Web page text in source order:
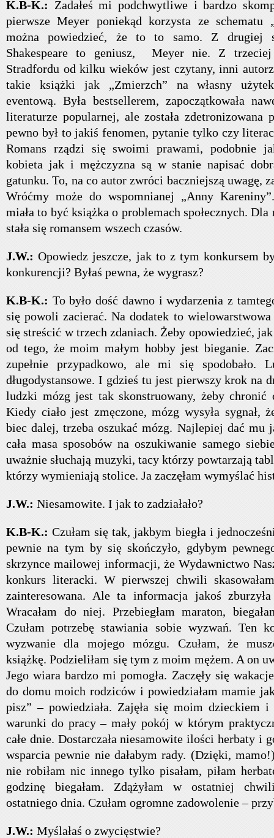
K.B-K.: Zadałeś mi podchwytliwe i bardzo
pierwsze Meyer poniekąd korzysta ze schematu
można powiedzieć, że to to samo. Z drugiej
Shakespeare to geniusz, Meyer nie. Z
Stradfordu od kilku wieków jest czytany, inni
takie książki jak „Zmierzch” na własny
eventową. Była bestsellerem, zapoczątkowała
literaturze popularnej, ale została zdetronizowana
pewno był to jakiś fenomen, pytanie tylko czy
Romans rządzi się swoimi prawami, podobnie
kobieta jak i mężczyzna są w stanie napisać
gatunku. To, na co autor zwróci baczniejszą uwagę,
Wróćmy może do wspomnianej „Anny
miała to być książka o problemach społecznych.
stała się romansem wszech czasów.
J.W.:Opowiedz jeszcze, jak to z tym konkursem
konkurencji? Byłaś pewna, że wygrasz?
K.B-K.: To było dość dawno i wydarzenia z
się powoli zacierać. Na dodatek to
się streścić w trzech zdaniach. Żeby opowiedzieć, jak
od tego, że moim małym hobby jest bieganie.
zupełnie przypadkowo, ale mi się spodobało.
długodystansowe. I gdzieś tu jest pierwszy krok na
ludzki mózg jest tak skonstruowany, żeby chronić
Kiedy ciało jest zmęczone, mózg wysyła sygnał,
biec dalej, trzeba oszukać mózg. Najlepiej dać mu
cała masa sposobów na oszukiwanie samego
uważnie słuchają muzyki, tacy którzy powtarzają
którzy wymieniają stolice. Ja zaczęłam wymyślać
J.W.: Niesamowite. I jak to zadziałało?
K.B-K.:Czułam się tak, jakbym biegła i
pewnie na tym by się skończyło, gdybym
skrzynce mailowej informacji, że Wydawnictwo
konkurs literacki. W pierwszej chwili
zainteresowana. Ale ta informacja jakoś
Wracałam do niej. Przebiegłam maraton,
Czułam potrzebę stawiania sobie wyzwań. Ten
wyzwanie dla mojego mózgu. Czułam, że
książkę. Podzieliłam się tym z moim mężem. A on
Jego wiara bardzo mi pomogła. Zaczęły się
do domu moich rodziców i powiedziałam mamie
pisz” – powiedziała. Zajęła się moim dzieckiem i
warunki do pracy – mały pokój w którym
całe dnie. Dostarczała niesamowite ilości herbaty i
wsparcia pewnie nie dałabym rady. (Dzięki,
nie robiłam nic innego tylko pisałam, piłam
godzinę biegałam. Zdążyłam w ostatniej
ostatniego dnia. Czułam ogromne zadowolenie –
J.W.: Myślałaś o zwycięstwie?